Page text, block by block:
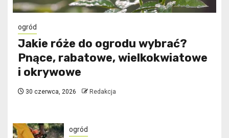
ogród
Jakie róże do ogrodu wybrać?
Pnące, rabatowe, wielkokwiatowe
i okrywowe
30 czerwca, 2026 Redakcja
ogród